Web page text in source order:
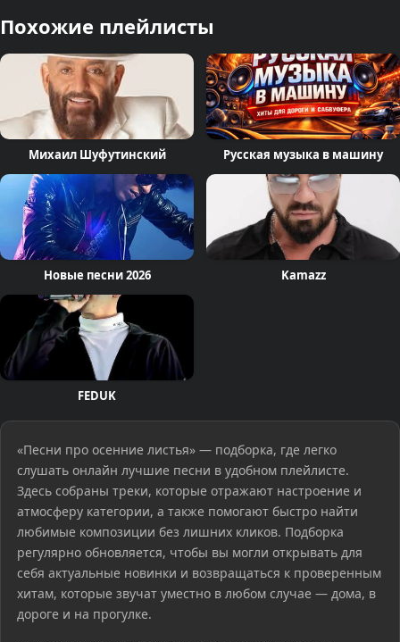
Похожие плейлисты
Михаил Шуфутинский Русская музыка в машину
Новые песни 2026 Kamazz
FEDUK
«Песни про осенние листья» — подборка, где легко
слушать онлайн лучшие песни в удобном плейлисте.
Здесь собраны треки, которые отражают настроение и
атмосферу категории, а также помогают быстро найти
любимые композиции без лишних кликов. Подборка
регулярно обновляется, чтобы вы могли открывать для
себя актуальные новинки и возвращаться к проверенным
хитам, которые звучат уместно в любом случае — дома, в
дороге и на прогулке.